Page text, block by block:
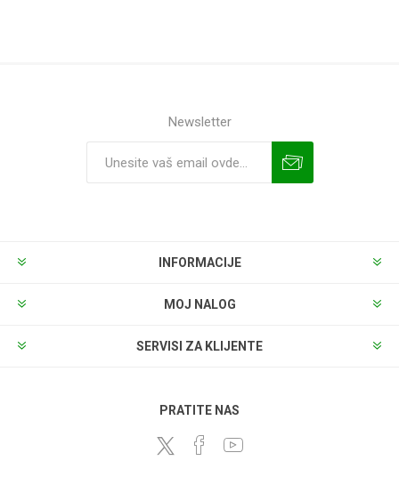
Newsletter
INFORMACIJE
MOJ NALOG
SERVISI ZA KLIJENTE
PRATITE NAS